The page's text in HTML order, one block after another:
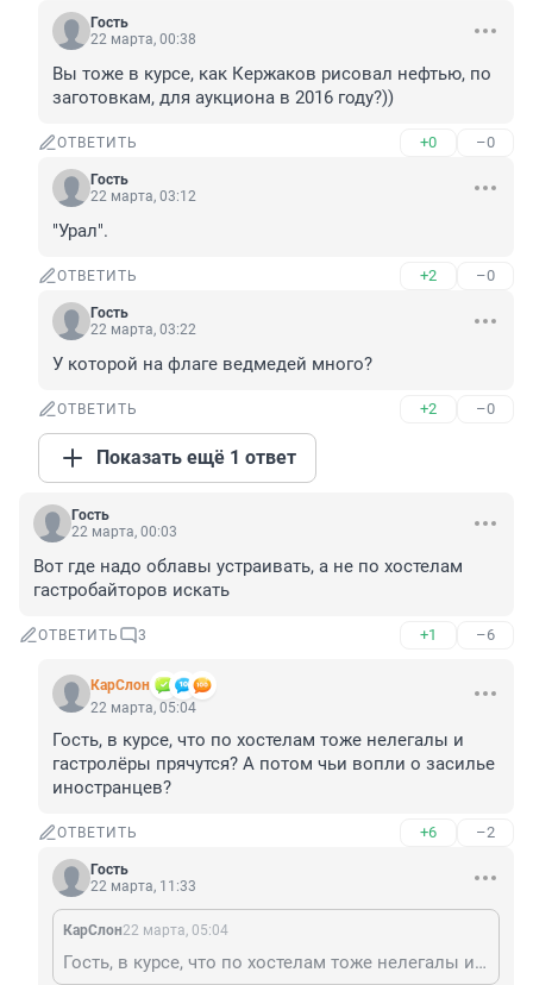
Гость
22 марта, 00:38
Вы тоже в курсе, как Кержаков рисовал нефтью, по
заготовкам, для аукциона в 2016 году?))
ОТВЕТИТЬ +0 –0
Гость
22 марта, 03:12
"Урал".
ОТВЕТИТЬ +2 –0
Гость
22 марта, 03:22
У которой на флаге ведмедей много?
ОТВЕТИТЬ +2 –0
Показать ещё 1 ответ
Гость
22 марта, 00:03
Вот где надо облавы устраивать, а не по хостелам
гастробайторов искать
ОТВЕТИТЬ 3 +1 –6
КарСлон
22 марта, 05:04
Гость, в курсе, что по хостелам тоже нелегалы и
гастролёры прячутся? А потом чьи вопли о засилье
иностранцев?
ОТВЕТИТЬ +6 –2
Гость
22 марта, 11:33
КарСлон22 марта, 05:04
Гость, в курсе, что по хостелам тоже нелегалы и гастролёры прячутся? А потом чьи вопли о засилье иностранцев?